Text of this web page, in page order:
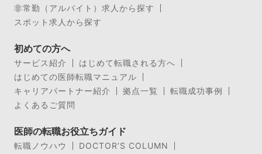
非常勤（アルバイト）求人から探す
スポット求人から探す
初めての方へ
サービス紹介
はじめて転職される方へ
はじめての医師転職マニュアル
キャリアパートナー紹介
拠点一覧
転職成功事例
よくあるご質問
医師の転職お役立ちガイド
転職ノウハウ
DOCTOR’S COLUMN